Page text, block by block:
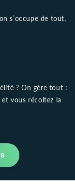
s’occupe de tout,
? On gère tout :
vous récoltez la